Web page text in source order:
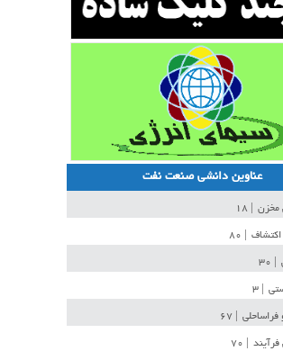
عناوین دانشی صنعت نفت
مخزن
اکتشاف
فراساحلی